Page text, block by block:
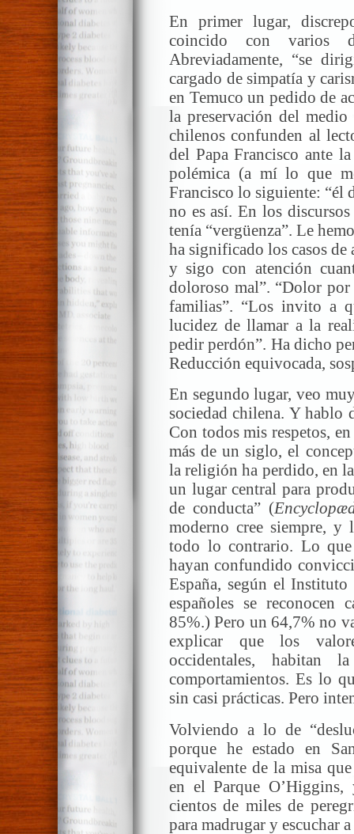
En primer lugar,
coincido con varios
Abreviadamente, “se
cargado de simpatía y
en Temuco un pedido de
la preservación del
chilenos confunden al
del Papa Francisco ante
polémica (a mí lo que
Francisco lo siguiente: “él
no es así. En los
tenía “vergüenza”. Le
ha significado los casos de
y sigo con atención
doloroso mal”. “Dolor
familias”. “Los invito a
lucidez de llamar a la
pedir perdón”. Ha dicho
Reducción equivocada,
En segundo lugar, veo
sociedad chilena. Y hablo
Con todos mis respetos,
más de un siglo, el
la religión ha perdido, en
un lugar central para
de conducta” (
moderno cree siempre, y
todo lo contrario. Lo que
hayan confundido
España, según el
españoles se reconocen
85%.) Pero un 64,7% no
explicar que los
occidentales, habitan
comportamientos. Es lo
sin casi prácticas. Pero
Volviendo a lo de
porque he estado en
equivalente de la misa
en el Parque
cientos de miles de
para madrugar y escuchar